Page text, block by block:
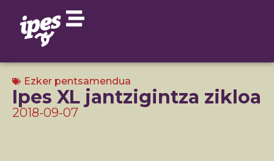
Ezker pentsamendua
Ipes XL jantzigintza zikloa
2018-09-07